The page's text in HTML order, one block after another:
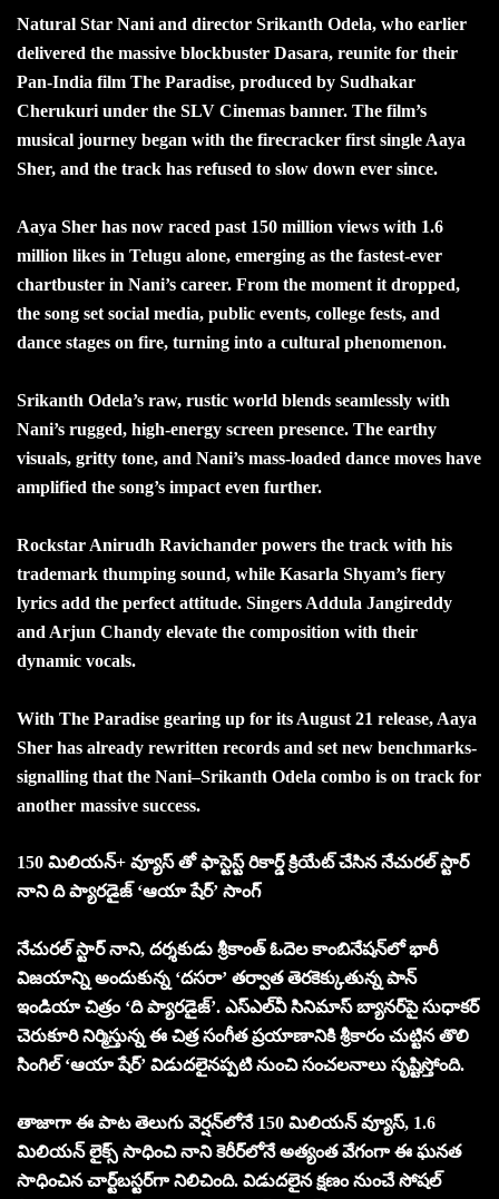
Natural Star Nani and director Srikanth Odela, who earlier
delivered the massive blockbuster Dasara, reunite for their
Pan-India film The Paradise, produced by Sudhakar
Cherukuri under the SLV Cinemas banner. The film’s
musical journey began with the firecracker first single Aaya
Sher, and the track has refused to slow down ever since.
Aaya Sher has now raced past 150 million views with 1.6
million likes in Telugu alone, emerging as the fastest-ever
chartbuster in Nani’s career. From the moment it dropped,
the song set social media, public events, college fests, and
dance stages on fire, turning into a cultural phenomenon.
Srikanth Odela’s raw, rustic world blends seamlessly with
Nani’s rugged, high-energy screen presence. The earthy
visuals, gritty tone, and Nani’s mass-loaded dance moves have
amplified the song’s impact even further.
Rockstar Anirudh Ravichander powers the track with his
trademark thumping sound, while Kasarla Shyam’s fiery
lyrics add the perfect attitude. Singers Addula Jangireddy
and Arjun Chandy elevate the composition with their
dynamic vocals.
With The Paradise gearing up for its August 21 release, Aaya
Sher has already rewritten records and set new benchmarks-
signalling that the Nani–Srikanth Odela combo is on track for
another massive success.
150 మిలియన్+ వ్యూస్ తో ఫాస్టెస్ట్ రికార్డ్ క్రియేట్ చేసిన నేచురల్ స్టార్
నాని ది ప్యారడైజ్ ‘ఆయా షేర్’ సాంగ్
నేచురల్ స్టార్ నాని, దర్శకుడు శ్రీకాంత్ ఓదెల కాంబినేషన్‌లో భారీ
విజయాన్ని అందుకున్న ‘దసరా’ తర్వాత తెరకెక్కుతున్న పాన్
ఇండియా చిత్రం ‘ది ప్యారడైజ్’. ఎస్‌ఎల్‌వీ సినిమాస్ బ్యానర్‌పై సుధాకర్
చెరుకూరి నిర్మిస్తున్న ఈ చిత్ర సంగీత ప్రయాణానికి శ్రీకారం చుట్టిన తొలి
సింగిల్ ‘ఆయా షేర్’ విడుదలైనప్పటి నుంచి సంచలనాలు సృష్టిస్తోంది.
తాజాగా ఈ పాట తెలుగు వెర్షన్‌లోనే 150 మిలియన్ వ్యూస్, 1.6
మిలియన్ లైక్స్ సాధించి నాని కెరీర్‌లోనే అత్యంత వేగంగా ఈ ఘనత
సాధించిన చార్ట్‌బస్టర్‌గా నిలిచింది. విడుదలైన క్షణం నుంచే సోషల్